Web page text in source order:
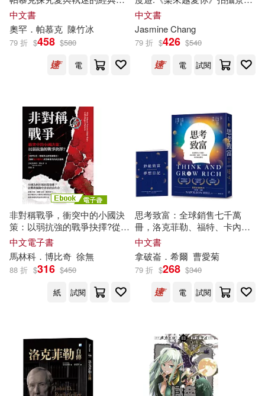
墨刻編輯部(28) 黃詩茹(28)
馬克．吐溫(27)
（英）威廉·莎士比亞(27)
柏拉圖(26) 桃森三好(26)
雷克‧萊爾頓(26)
（愛爾蘭）薩繆爾·貝克特(26)
EVIL LINE RECORDS(25)
百瀬祐一郎(25)
浙江大學出版社(248)
清華大學出版社(237)
江蘇文藝出版社(235)
崧燁文化(231) BIS(226)
商周出版(225) 麥田(220)
ECM(209)
上海三聯書店(205)
ライセンスエージェント(201)
品●影視書衣版)
中文書
奧罕．帕慕克 陳竹冰
79 折 $458 $580
電
巡禮(最新版)
中文書
Jasmine Chang
79 折 $426 $540
電
試閱
非對稱戰爭，衝突中的小國決
策：以弱抗強的戰爭抉擇?從伊
拉克、摩爾多瓦到塞爾維亞，
解析後冷戰時代非對稱衝突的
政治邏輯 (電子書)
中文電子書
馬林科．博比奇 徐無
88 折 $316 $450
紙
試閱
思考致富：全球銷售七千萬
冊，洛克菲勒、福特、卡內基
的財富締造機密【首刷版限量
贈「鈔能致富夢想日記」】
中文書
拿破崙．希爾 曹愛菊
79 折 $268 $340
電
試閱